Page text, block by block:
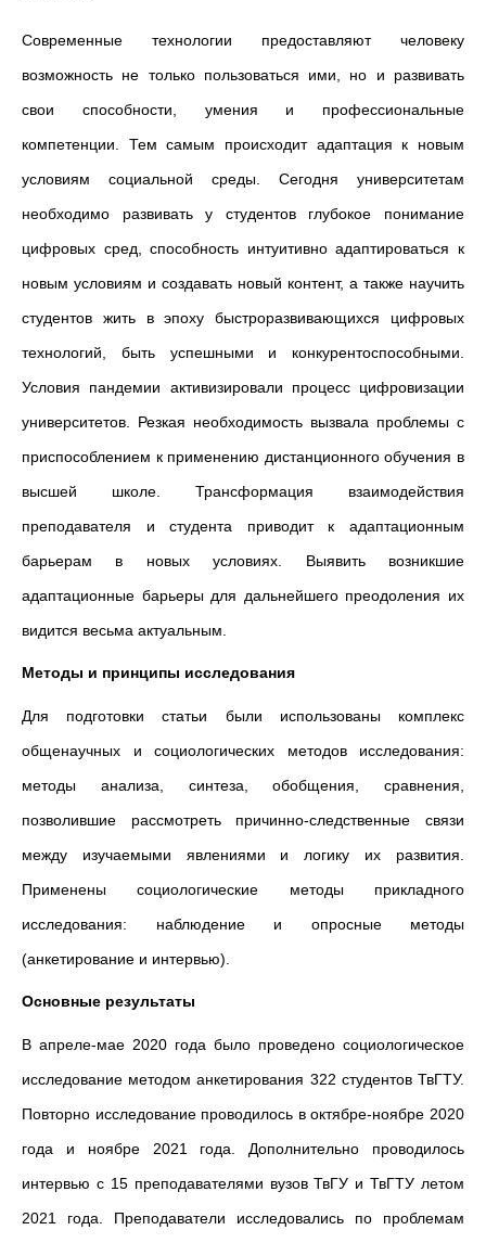
Современные технологии предоставляют человеку
возможность не только пользоваться ими, но и развивать
свои способности, умения и профессиональные
компетенции. Тем самым происходит адаптация к новым
условиям социальной среды. Сегодня университетам
необходимо развивать у студентов глубокое понимание
цифровых сред, способность интуитивно адаптироваться к
новым условиям и создавать новый контент, а также научить
студентов жить в эпоху быстроразвивающихся цифровых
технологий, быть успешными и конкурентоспособными.
Условия пандемии активизировали процесс цифровизации
университетов. Резкая необходимость вызвала проблемы с
приспособлением к применению дистанционного обучения в
высшей школе. Трансформация взаимодействия
преподавателя и студента приводит к адаптационным
барьерам в новых условиях. Выявить возникшие
адаптационные барьеры для дальнейшего преодоления их
видится весьма актуальным.
Методы и принципы исследования
Для подготовки статьи были использованы комплекс
общенаучных и социологических методов исследования:
методы анализа, синтеза, обобщения, сравнения,
позволившие рассмотреть причинно-следственные связи
между изучаемыми явлениями и логику их развития.
Применены социологические методы прикладного
исследования: наблюдение и опросные методы
(анкетирование и интервью).
Основные результаты
В апреле-мае 2020 года было проведено социологическое
исследование методом анкетирования 322 студентов ТвГТУ.
Повторно исследование проводилось в октябре-ноябре 2020
года и ноябре 2021 года. Дополнительно проводилось
интервью с 15 преподавателями вузов ТвГУ и ТвГТУ летом
2021 года. Преподаватели исследовались по проблемам